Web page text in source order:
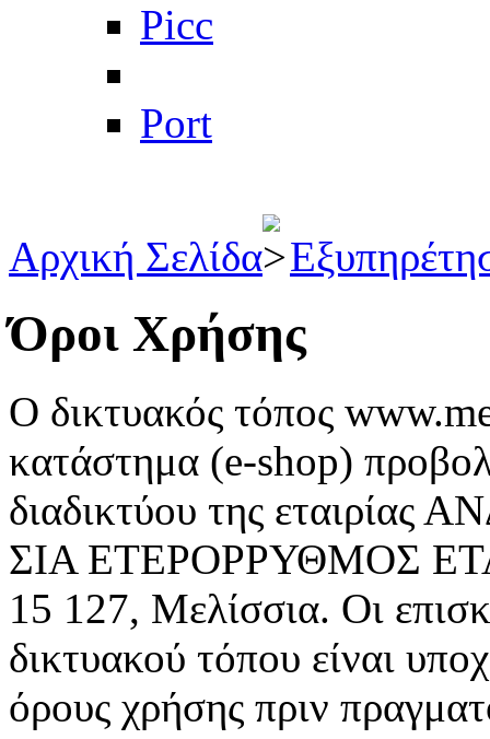
Picc
Port
Αρχική Σελίδα
Όροι Χρήσης
Ο δικτυακός τόπος
κατάστημα (e-shop)
διαδικτύου της
ΣΙΑ ΕΤΕΡΟΡΡΥΘΜΟΣ
15 127, Μελίσσια. Οι
δικτυακού τόπου είναι
όρους χρήσης πριν